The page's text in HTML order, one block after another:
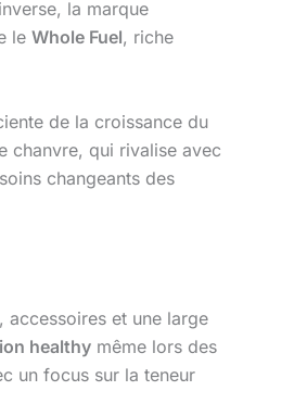
la marque
le Whole Fuel, riche
de la croissance du
chanvre, qui rivalise avec
changeants des
accessoires et une large
healthy même lors des
un focus sur la teneur